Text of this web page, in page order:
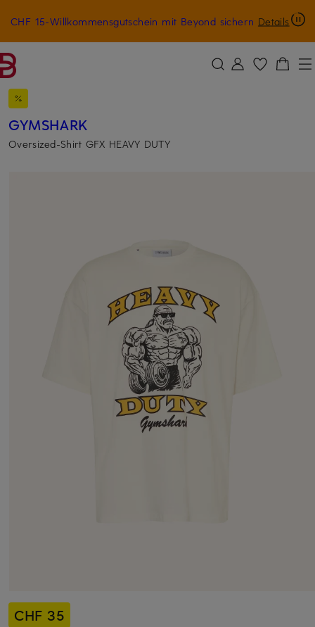
ZUM HAUPTINHALT ÜBERSPRINGEN ZUM SUCHFELD ÜBERSPRINGEN
CHF 15-Willkommensgutschein mit Beyond sichern Details
GYMSHARK
Oversized-Shirt GFX HEAVY DUTY
CHF 35